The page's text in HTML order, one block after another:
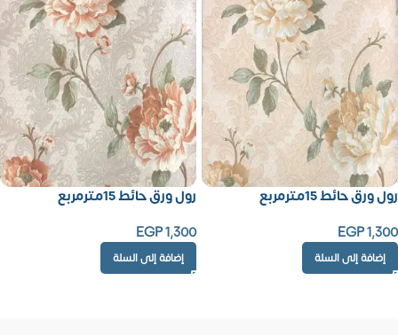
رول ورق حائط 15مترمربع
EGP1,300
إضافة إلى السلة
رول ورق حائط 15مترمربع
EGP1,300
إضافة إلى السلة